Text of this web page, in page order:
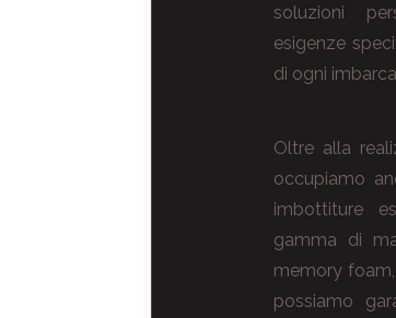
soluzioni
esigenze
di ogni
Oltre alla
occupiamo
imbottiture
gamma di
memory
possiamo